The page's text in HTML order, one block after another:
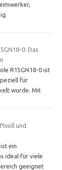
0: Das
R15GN18-0 ist
für
wurde. Mit
und
ein
ideal für viele
geeignet